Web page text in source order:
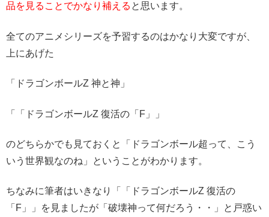
品を見ることでかなり補える と思います。
全てのアニメシリーズを予習するのはかなり大変ですが、
上にあげた
「ドラゴンボールZ 神と神」
「「ドラゴンボールZ 復活の「F」」
のどちらかでも見ておくと「ドラゴンボール超って、こう
いう世界観なのね」ということがわかります。
ちなみに筆者はいきなり「「ドラゴンボールZ 復活の
「F」」を見ましたが「破壊神って何だろう・・」と戸惑い